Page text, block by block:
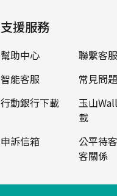
支援服務
幫助中心
聯繫客服
智能客服
常見問題
行動銀行下載
玉山
載
申訴信箱
公平待
客關係